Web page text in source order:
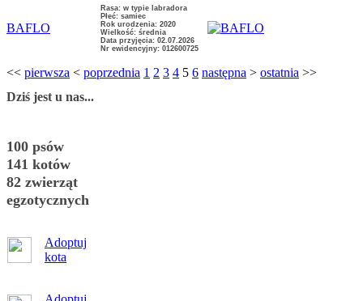
BAFLO
Rasa: w typie labradora
Płeć: samiec
Rok urodzenia: 2020
Wielkość: średnia
Data przyjęcia: 02.07.2026
Nr ewidencyjny: 012600725
<< pierwsza < poprzednia 1 2 3 4 5 6 następna > ostatnia >>
Dziś jest u nas...
100 psów
141 kotów
82 zwierząt
egzotycznych
Adoptuj
kota